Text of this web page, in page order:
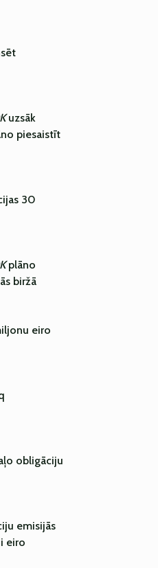
uzsāk
piesaistīt
30
plāno
biržā
eiro
obligāciju
emisijās
eiro